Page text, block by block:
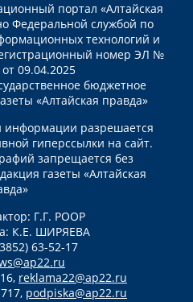
портал «Алтайская
Федеральной службой по
технологий и
номер ЭЛ №
09.04.2025
бюджетное
«Алтайская правда»
информации разрешается
гиперссылки на сайт.
запрещается без
газеты «Алтайская
Г.Г. РООР
К.Е. ШИРЯЕВА
63-52-17
reklama22@ap22.ru
podpiska@ap22.ru